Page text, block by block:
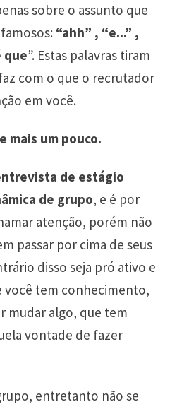
sobre o assunto que
“ahh” , “e...” ,
que”. Estas palavras tiram
com o que o recrutador
em você.
mais um pouco.
de estágio
de grupo, e é por
atenção, porém não
passar por cima de seus
disso seja pró ativo e
tem conhecimento,
mudar algo, que tem
vontade de fazer
entretanto não se